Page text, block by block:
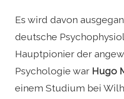
Es wird davon
deutsche
Hauptpionier der
Psychologie war Hugo
einem Studium bei